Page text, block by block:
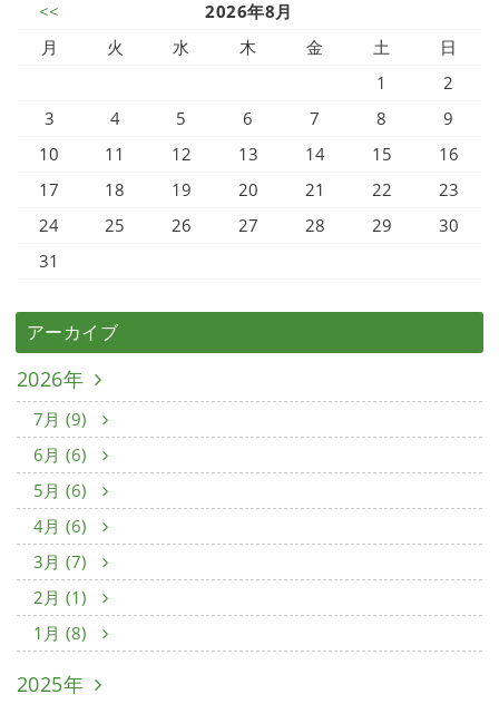
<<
2026年8月
月
火 水 木 金 土
日
1
2
3
4 5 6 7 8
9
10
11 12 13 14 15
16
17
18 19 20 21 22
23
24
25 26 27 28 29
30
31
アーカイブ
2026年
7月 (9)
6月 (6)
5月 (6)
4月 (6)
3月 (7)
2月 (1)
1月 (8)
2025年